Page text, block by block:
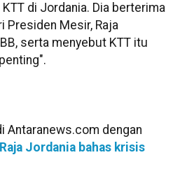
di Jordania. Dia berterima
Presiden Mesir, Raja
serta menyebut KTT itu
Antaranews.com dengan
Jordania bahas krisis